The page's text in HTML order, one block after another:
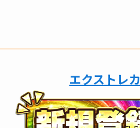
エクストレカ